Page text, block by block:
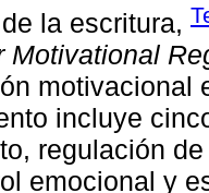
la escritura,
Motivational
motivacional
incluye
regulación
emocional y